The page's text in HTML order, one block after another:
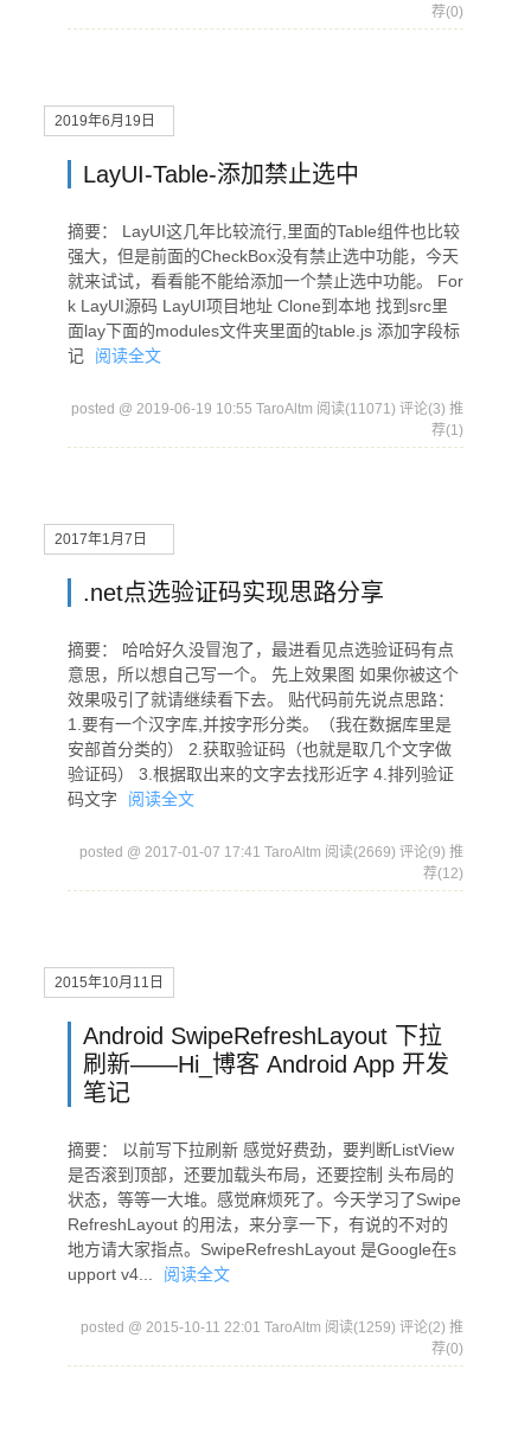
荐(0)
2019年6月19日
LayUI-Table-添加禁止选中
摘要： LayUI这几年比较流行,里面的Table组件也比较
强大，但是前面的CheckBox没有禁止选中功能，今天
就来试试，看看能不能给添加一个禁止选中功能。 For
k LayUI源码 LayUI项目地址 Clone到本地 找到src里
面lay下面的modules文件夹里面的table.js 添加字段标
记
阅读全文
posted @ 2019-06-19 10:55 TaroAltm 阅读(11071) 评论(3) 推
荐(1)
2017年1月7日
.net点选验证码实现思路分享
摘要： 哈哈好久没冒泡了，最进看见点选验证码有点
意思，所以想自己写一个。 先上效果图 如果你被这个
效果吸引了就请继续看下去。 贴代码前先说点思路：
1.要有一个汉字库,并按字形分类。（我在数据库里是
安部首分类的） 2.获取验证码（也就是取几个文字做
验证码） 3.根据取出来的文字去找形近字 4.排列验证
码文字
阅读全文
posted @ 2017-01-07 17:41 TaroAltm 阅读(2669) 评论(9) 推
荐(12)
2015年10月11日
Android SwipeRefreshLayout 下拉
刷新——Hi_博客 Android App 开发
笔记
摘要： 以前写下拉刷新 感觉好费劲，要判断ListView
是否滚到顶部，还要加载头布局，还要控制 头布局的
状态，等等一大堆。感觉麻烦死了。今天学习了Swipe
RefreshLayout 的用法，来分享一下，有说的不对的
地方请大家指点。SwipeRefreshLayout 是Google在s
upport v4...
阅读全文
posted @ 2015-10-11 22:01 TaroAltm 阅读(1259) 评论(2) 推
荐(0)